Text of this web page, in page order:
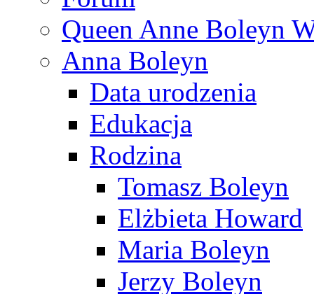
Queen Anne Boleyn
Anna Boleyn
Data urodzenia
Edukacja
Rodzina
Tomasz Boleyn
Elżbieta Howard
Maria Boleyn
Jerzy Boleyn